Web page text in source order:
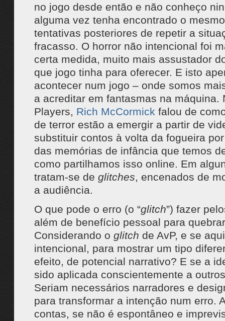
no jogo desde então e não conheço
alguma vez tenha encontrado o
tentativas posteriores de repetir a
fracasso. O horror não intencional foi
certa medida, muito mais assustador
que jogo tinha para oferecer. E isto
acontecer num jogo – onde somos
a acreditar em fantasmas na máquina.
Players, Rich McCormick falou de
de terror estão a emergir a partir de
substituir contos à volta da fogueira
das memórias de infância que temos
como partilhamos isso online. Em
tratam-se de glitches, encenados de
a audiência.
O que pode o erro (o “glitch”) fazer
além de benefício pessoal para
Considerando o glitch de AvP, e se
intencional, para mostrar um tipo
efeito, de potencial narrativo? E se a
sido aplicada conscientemente a
Seriam necessários narradores e
para transformar a intenção num erro.
contas, se não é espontâneo e